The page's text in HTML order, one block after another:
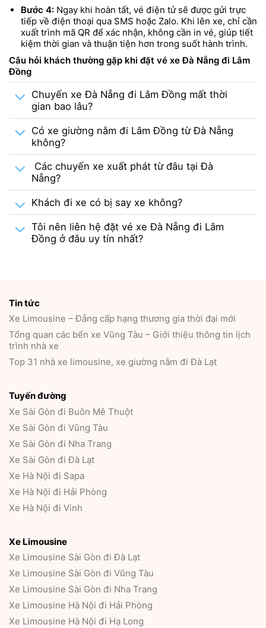
Bước 4:Ngay khi hoàn tất, vé điện tử sẽ được gửi trực
tiếp về điện thoại qua SMS hoặc Zalo. Khi lên xe, chỉ cần
xuất trình mã QR để xác nhận, không cần in vé, giúp tiết
kiệm thời gian và thuận tiện hơn trong suốt hành trình.
Câu hỏi khách thường gặp khi đặt vé xe Đà Nẵng đi Lâm
Đồng
Chuyến xe Đà Nẵng đi Lâm Đồng mất thời
gian bao lâu?
Có xe giường nằm đi Lâm Đồng từ Đà Nẵng
không?
Các chuyến xe xuất phát từ đâu tại Đà
Nẵng?
Khách đi xe có bị say xe không?
Tôi nên liên hệ đặt vé xe Đà Nẵng đi Lâm
Đồng ở đâu uy tín nhất?
Tin tức
Xe Limousine – Đẳng cấp hạng thương gia thời đại mới
Tổng quan các bến xe Vũng Tàu – Giới thiệu thông tin lịch
trình nhà xe
Top 31 nhà xe limousine, xe giường nằm đi Đà Lạt
Tuyến đường
Xe Sài Gòn đi Buôn Mê Thuột
Xe Sài Gòn đi Vũng Tàu
Xe Sài Gòn đi Nha Trang
Xe Sài Gòn đi Đà Lạt
Xe Hà Nội đi Sapa
Xe Hà Nội đi Hải Phòng
Xe Hà Nội đi Vinh
Xe Limousine
Xe Limousine Sài Gòn đi Đà Lạt
Xe Limousine Sài Gòn đi Vũng Tàu
Xe Limousine Sài Gòn đi Nha Trang
Xe Limousine Hà Nội đi Hải Phòng
Xe Limousine Hà Nội đi Hạ Long